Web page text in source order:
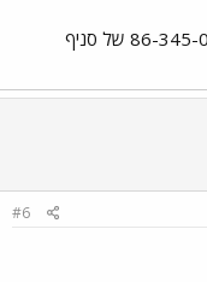
הוולבו של אגד עם המזגן הסגול הוא 86-345-01 של סניף
#6